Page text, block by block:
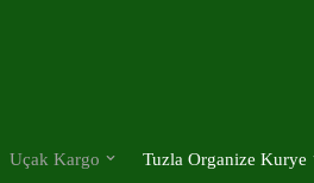
Uçak Kargo Tuzla Organize Kurye